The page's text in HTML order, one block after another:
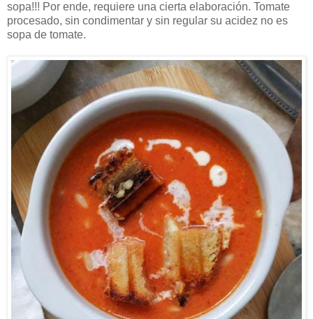
sopa!!! Por ende, requiere una cierta elaboración. Tomate
procesado, sin condimentar y sin regular su acidez no es
sopa de tomate.